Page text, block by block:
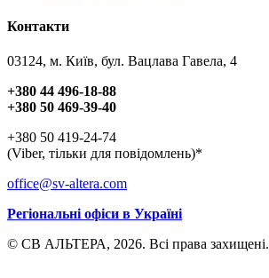
Контакти
03124, м. Київ, бул. Вацлава Гавела, 4
+380 44 496-18-88
+380 50 469-39-40
+380 50 419-24-74
(Viber, тільки для повідомлень)*
office@sv-altera.com
Регіональні офіси в Україні
© СВ АЛЬТЕРА, 2026. Всі права захищені.